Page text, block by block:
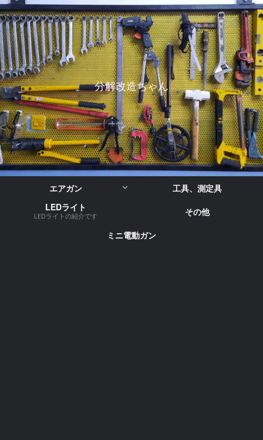
分解改造ちゃん
エアガン
工具、測定具
LEDライト
LEDライトの紹介です
その他
ミニ電動ガン